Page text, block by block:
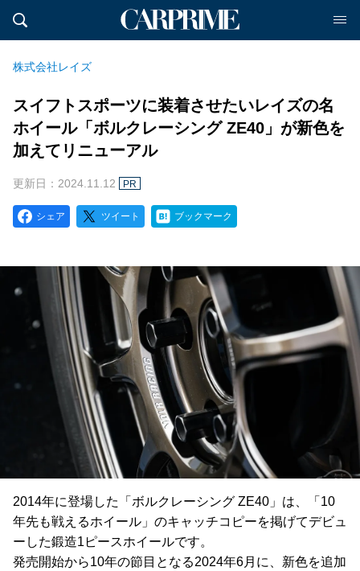
株式会社レイズ
スイフトスポーツに装着させたいレイズの名
ホイール「ボルクレーシング ZE40」が新色を
加えてリニューアル
更新日：2024.11.12 PR
シェア ツイート ブックマーク
2014年に登場した「ボルクレーシング ZE40」は、「10
年先も戦えるホイール」のキャッチコピーを掲げてデビュ
ーした鍛造1ピースホイールです。
発売開始から10年の節目となる2024年6月に、新色を追加